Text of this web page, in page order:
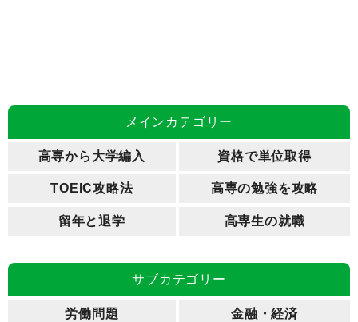
メインカテゴリー
高専から大学編入 資格で単位取得
TOEIC攻略法 高専の勉強を攻略
留年と退学 高専生の就職
サブカテゴリー
労働問題 金融・経済